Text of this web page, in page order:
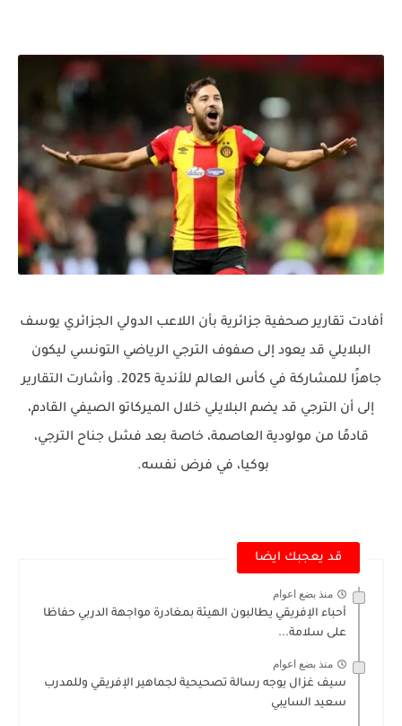
أفادت تقارير صحفية جزائرية بأن اللاعب الدولي الجزائري يوسف
البلايلي قد يعود إلى صفوف الترجي الرياضي التونسي ليكون
جاهزًا للمشاركة في كأس العالم للأندية 2025. وأشارت التقارير
إلى أن الترجي قد يضم البلايلي خلال الميركاتو الصيفي القادم،
قادمًا من مولودية العاصمة، خاصة بعد فشل جناح الترجي،
بوكيا، في فرض نفسه.
قد يعجبك ايضا
منذ بضع اعوام
أحباء الإفريقي يطالبون الهيئة بمغادرة مواجهة الدربي حفاظا
على سلامة...
منذ بضع اعوام
سيف غزال يوجه رسالة تصحيحية لجماهير الإفريقي وللمدرب
سعيد السايبي